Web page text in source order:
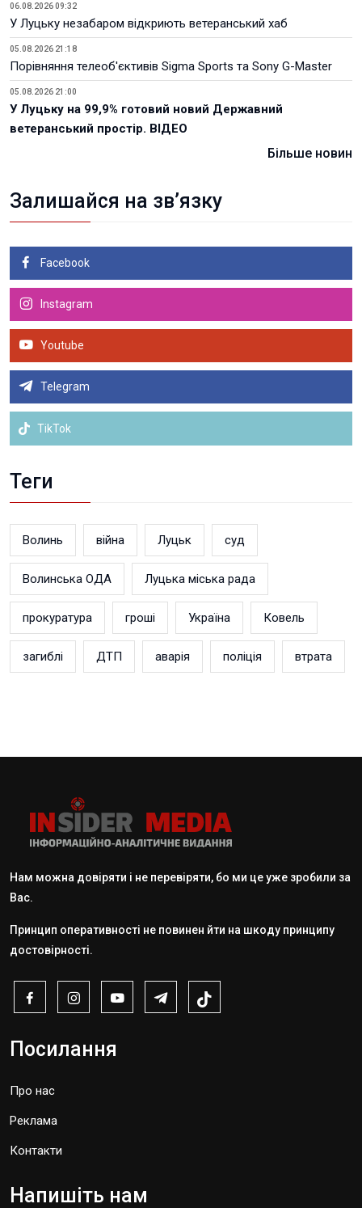
06.08.2026 09:32
У Луцьку незабаром відкриють ветеранський хаб
05.08.2026 21:18
Порівняння телеоб'єктивів Sigma Sports та Sony G-Master
05.08.2026 21:00
У Луцьку на 99,9% готовий новий Державний
ветеранський простір. ВІДЕО
Більше новин
Залишайся на зв’язку
Facebook
Instagram
Youtube
Telegram
TikTok
Теги
Волинь війна Луцьк суд
Волинська ОДА Луцька міська рада
прокуратура гроші Україна Ковель
загиблі ДТП аварія поліція втрата
Нам можна довіряти і не перевіряти, бо ми це уже зробили за
Вас.
Принцип оперативності не повинен йти на шкоду принципу
достовірності.
Посилання
Про нас
Реклама
Контакти
Напишіть нам